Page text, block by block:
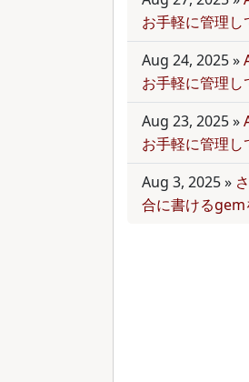
お手軽に管理し
Aug 24, 2025»
お手軽に管理し
Aug 23, 2025»
お手軽に管理し
Aug 3, 2025»
合に書けるgem